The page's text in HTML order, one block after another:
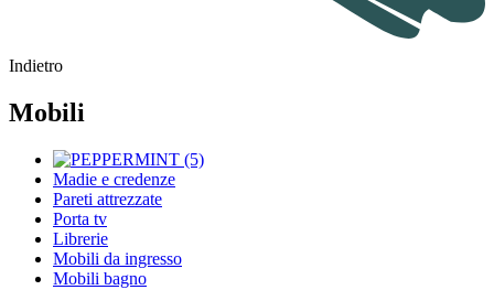
Indietro
Mobili
Madie e credenze
Pareti attrezzate
Porta tv
Librerie
Mobili da ingresso
Mobili bagno